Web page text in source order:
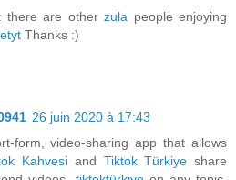
there are otherzula people enjoying
Thanks :)
26 juin 2020 à 17:43
form, video-sharing app that allows
Kahvesi and Tiktok Türkiye share